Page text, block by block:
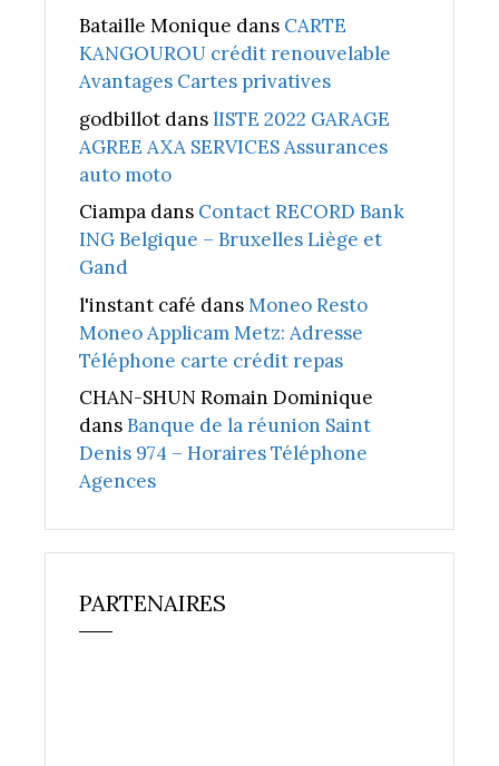
Bataille Monique dans CARTE
KANGOUROU crédit renouvelable
Avantages Cartes privatives
godbillot danslISTE 2022 GARAGE
AGREE AXA SERVICES Assurances
auto moto
Ciampa dans Contact RECORD Bank
ING Belgique – Bruxelles Liège et
Gand
l'instant café dansMoneo Resto
Moneo Applicam Metz: Adresse
Téléphone carte crédit repas
CHAN-SHUN Romain Dominique
dansBanque de la réunion Saint
Denis 974 – Horaires Téléphone
Agences
PARTENAIRES